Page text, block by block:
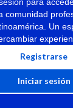
comunidad
Un
Registrarse
Iniciar sesión
Términos y
Políticas de
reservados |